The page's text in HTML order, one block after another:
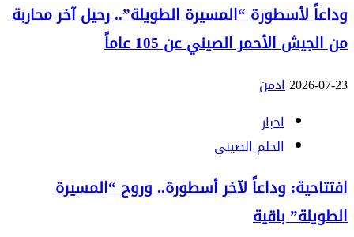
وداعاً لأسطورة “المسيرة الطويلة”.. رحيل آخر محاربة
من الجيش الأحمر الصيني عن 105 عاماً
2026-07-23ادمن
اخبار
الحلم الصيني
افتتاحية: وداعاً لآخر أسطورة.. وروح “المسيرة
الطويلة” باقية